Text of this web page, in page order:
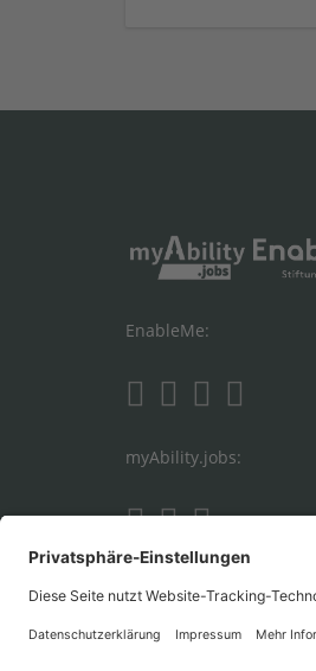
EnableMe:
myAbility.jobs: